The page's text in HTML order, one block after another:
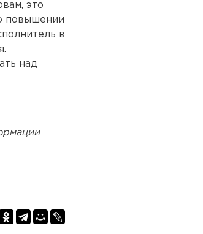
это
повышении
в
над